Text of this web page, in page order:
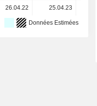
26.04.22 25.04.23
Données Estimées